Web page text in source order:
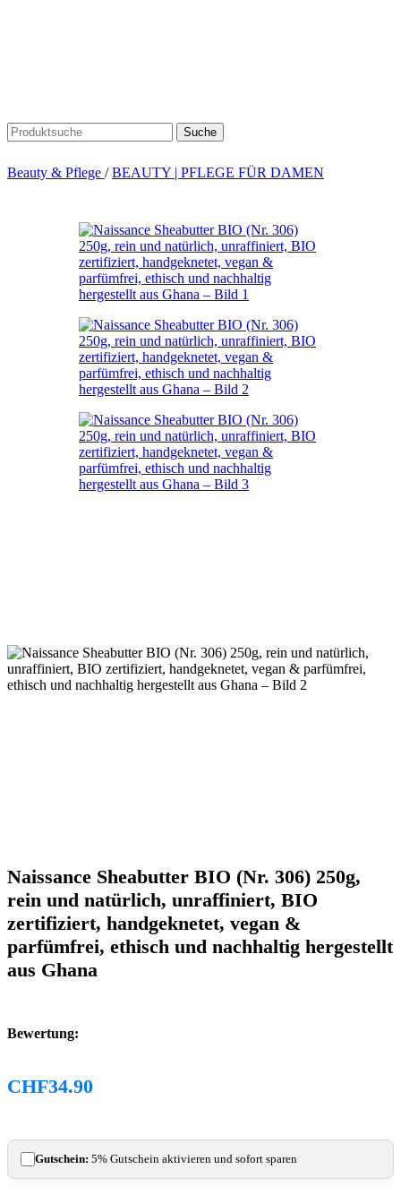
Suche
Beauty & Pflege / BEAUTY | PFLEGE FÜR DAMEN
Naissance Sheabutter BIO (Nr. 306) 250g,
rein und natürlich, unraffiniert, BIO
zertifiziert, handgeknetet, vegan &
parfümfrei, ethisch und nachhaltig hergestellt
aus Ghana
Bewertung:
CHF34.90
Gutschein: 5% Gutschein aktivieren und sofort sparen